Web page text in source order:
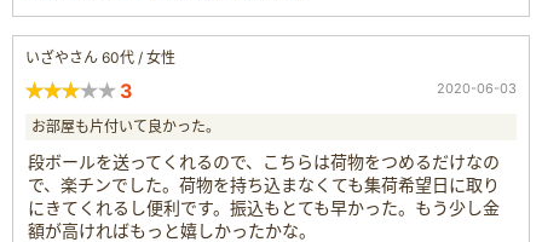
いざやさん 60代 / 女性
3 2020-06-03
お部屋も片付いて良かった。
段ボールを送ってくれるので、こちらは荷物をつめるだけなの
で、楽チンでした。荷物を持ち込まなくても集荷希望日に取り
にきてくれるし便利です。振込もとても早かった。もう少し金
額が高ければもっと嬉しかったかな。